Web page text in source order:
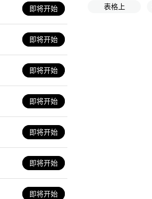
即将开始
即将开始
即将开始
即将开始
即将开始
即将开始
即将开始
表格上